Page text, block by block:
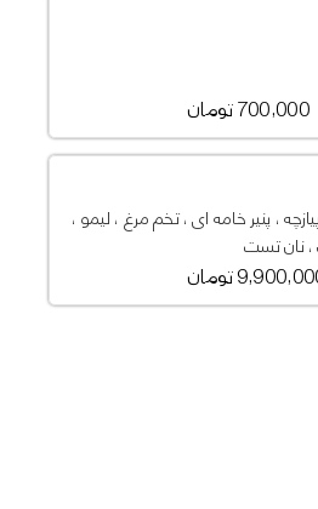
700,000 تومان
، پنیر خامه ای ، تخم مرغ ، لیمو ،
، نان تست
تومان